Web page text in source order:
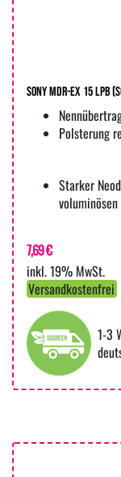
Sony MDR-EX 15 LPB
Polsterung
Starker
7,69 €
inkl. 19% MwSt.
Versandkostenfrei
1-3